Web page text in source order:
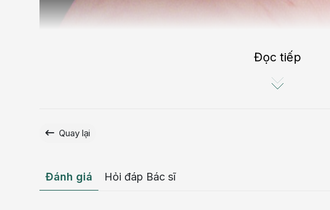
Đọc tiếp
Quay lại
Đánh giá Hỏi đáp Bác sĩ